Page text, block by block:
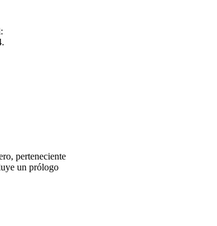
perteneciente
un prólogo